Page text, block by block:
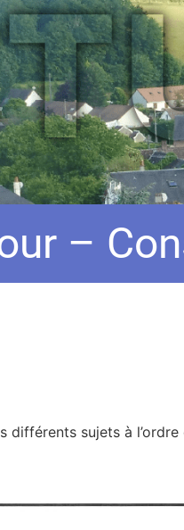
–
différents sujets à